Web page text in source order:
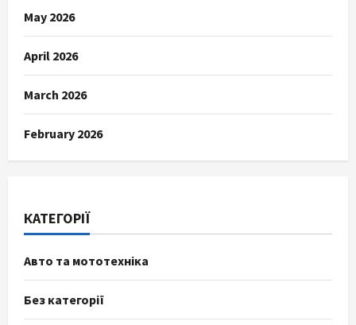
May 2026
April 2026
March 2026
February 2026
КАТЕГОРІЇ
Авто та мототехніка
Без категорії